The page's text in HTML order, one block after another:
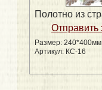
Полотно из
Размер: 240*400мм
Артикул: КС-16